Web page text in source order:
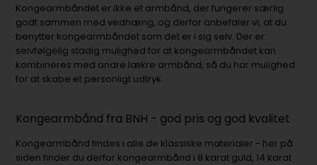
Kongearmbåndet er ikke et armbånd, der fungerer særlig
godt sammen med vedhæng, og derfor anbefaler vi, at du
benytter kongearmbåndet som det er i sig selv. Der er
selvfølgelig stadig mulighed for at kongearmbåndet kan
kombineres med andre lækre armbånd, så du har mulighed
for at skabe et personligt udtryk.
Kongearmbånd fra BNH - god pris og god kvalitet
Kongearmbånd findes i alle de klassiske materialer - her på
siden finder du derfor kongearmbånd i 8 karat guld, 14 karat